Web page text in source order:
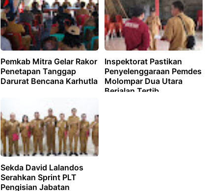
Pemkab Mitra Gelar Rakor
Penetapan Tanggap
Darurat Bencana Karhutla
Inspektorat Pastikan
Penyelenggaraan Pemdes
Molompar Dua Utara
Berjalan Tertib,
Sekda David Lalandos
Serahkan Sprint PLT
Pengisian Jabatan